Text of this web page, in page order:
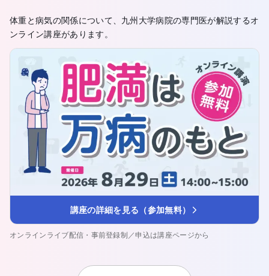
体重と病気の関係について、九州大学病院の専門医が解説するオ
ンライン講座があります。
講座の詳細を見る（参加無料）
オンラインライブ配信・事前登録制／申込は講座ページから